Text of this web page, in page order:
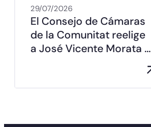
29/07/2026
El Consejo de Cámaras
de la Comunitat reelige
a José Vicente Morata …